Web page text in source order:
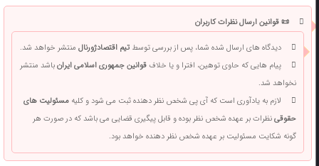
📜 قوانین ارسال نظرات کاربران
دیدگاه های ارسال شده شما، پس از بررسی توسطتیم اقتصادژورنالمنتشر خواهد شد.
پیام هایی که حاوی توهین، افترا و یا خلافقوانین جمهوری اسلامی ایرانباشد منتشر
نخواهد شد.
لازم به یادآوری است که آی پی شخص نظر دهنده ثبت می شود و کلیهمسئولیت های
حقوقینظرات بر عهده شخص نظر بوده و قابل پیگیری قضایی می باشد که در صورت هر
گونه شکایت مسئولیت بر عهده شخص نظر دهنده خواهد بود.